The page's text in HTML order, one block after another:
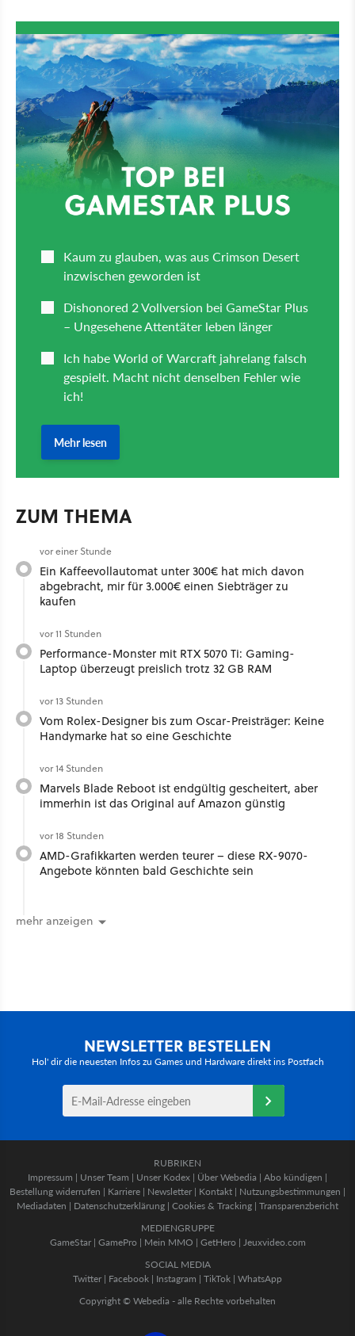
ZUM THEMA
vor einer Stunde
Ein Kaffeevollautomat unter 300€ hat mich davon
abgebracht, mir für 3.000€ einen Siebträger zu
kaufen
vor 11 Stunden
Performance-Monster mit RTX 5070 Ti: Gaming-
Laptop überzeugt preislich trotz 32 GB RAM
vor 13 Stunden
Vom Rolex-Designer bis zum Oscar-Preisträger: Keine
Handymarke hat so eine Geschichte
vor 14 Stunden
Marvels Blade Reboot ist endgültig gescheitert, aber
immerhin ist das Original auf Amazon günstig
vor 18 Stunden
AMD-Grafikkarten werden teurer – diese RX-9070-
Angebote könnten bald Geschichte sein
mehr anzeigen
NEWSLETTER BESTELLEN
Hol' dir die neuesten Infos zu Games und Hardware direkt ins Postfach
RUBRIKEN
Impressum | Unser Team | Unser Kodex | Über Webedia | Abo kündigen |
Bestellung widerrufen | Karriere | Newsletter | Kontakt | Nutzungsbestimmungen |
Mediadaten | Datenschutzerklärung | Cookies & Tracking | Transparenzbericht
MEDIENGRUPPE
GameStar| GamePro | Mein MMO | GetHero | Jeuxvideo.com
SOCIAL MEDIA
Twitter | Facebook | Instagram | TikTok | WhatsApp
Copyright © Webedia - alle Rechte vorbehalten